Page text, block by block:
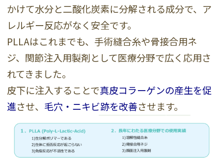
かけて水分と二酸化炭素に分解される成分で、ア
レルギー反応がなく安全です。
PLLAはこれまでも、手術縫合糸や骨接合用ネ
ジ、関節注入用製剤として医療分野で広く応用さ
れてきました。
皮下に注入することで真皮コラーゲンの産生を促
進させ、 毛穴・ニキビ跡を改善させます。